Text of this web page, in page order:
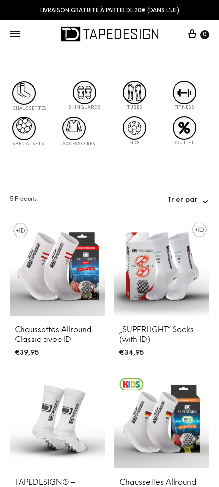
LIVRAISON GRATUITE À PARTIR DE 20€ (DANS L’UE)
0
5 Produits Trier par
Chaussettes Allround
Classic avec ID
€39,95
„SUPERLIGHT” Socks
(with ID)
€34,95
TAPEDESIGN® –
Chaussettes Allround
CHAUSSETTES SHINGUARDS TUBES FITNESS
SPECIAL SETS ACCESSOIRES KIDS OUTLET